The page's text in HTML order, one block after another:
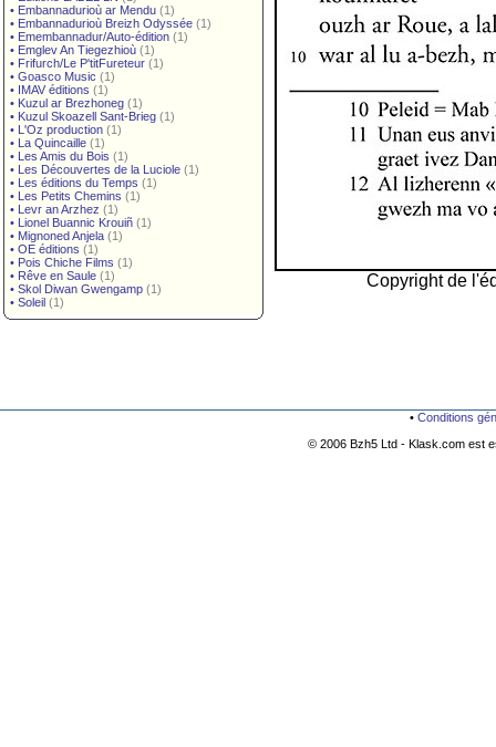
• Embannadurioù ar Mendu (1)
• Embannadurioù Breizh Odyssée (1)
• Emembannadur/Auto-édition (1)
• Emglev An Tiegezhioù (1)
• Frifurch/Le P'titFureteur (1)
• Goasco Music (1)
• IMAV éditions (1)
• Kuzul ar Brezhoneg (1)
• Kuzul Skoazell Sant-Brieg (1)
• L'Oz production (1)
• La Quincaille (1)
• Les Amis du Bois (1)
• Les Découvertes de la Luciole (1)
• Les éditions du Temps (1)
• Les Petits Chemins (1)
• Levr an Arzhez (1)
• Lionel Buannic Krouiñ (1)
• Mignoned Anjela (1)
• OE éditions (1)
• Pois Chiche Films (1)
• Rêve en Saule (1)
• Skol Diwan Gwengamp (1)
• Soleil (1)
Copyright de
•Conditions
© 2006 Bzh5 Ltd - Klask.com est